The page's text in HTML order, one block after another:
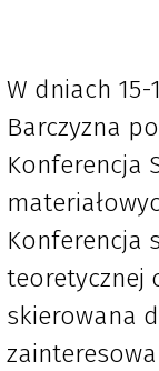
W dniach
Barczyzna
Konferencja
Konferencja
teoretycznej
skierowana